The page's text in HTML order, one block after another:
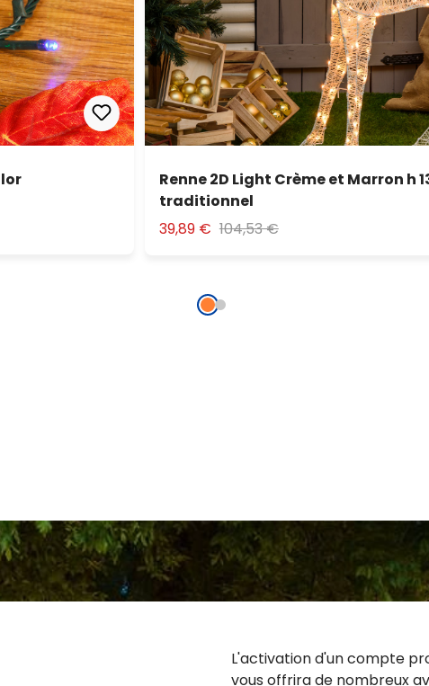
Renne 2D Light Crème et Marron h
traditionnel
39,89 € 104,53 €
L'activation d'un compte
vous offrira de nombreux